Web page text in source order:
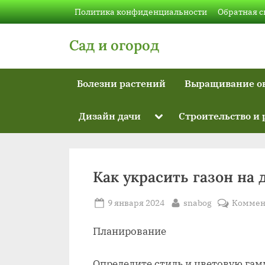
Skip
to
Политика конфиденциальности Обратная
Сад и огород
Болезни растений Выращивание
Дизайн дачи Toggle
menu
Строительство и
Как украсить газон на
Posted
9 января 2024 By
snabog
Планирование